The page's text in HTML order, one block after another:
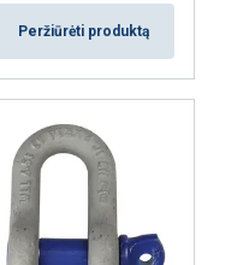
Peržiūrėti produktą